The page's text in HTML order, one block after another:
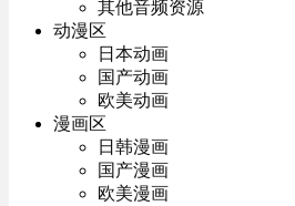
其他音频资源
动漫区
日本动画
国产动画
欧美动画
漫画区
日韩漫画
国产漫画
欧美漫画